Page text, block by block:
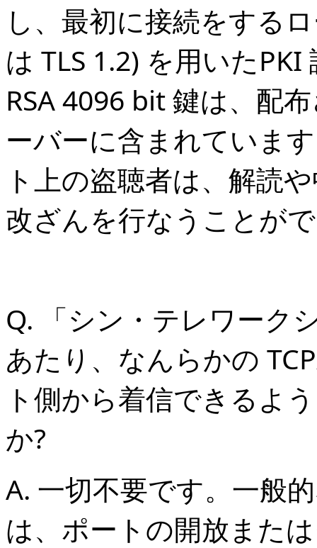
し、最初に接続をする
は TLS 1.2) を用いた
RSA 4096 bit 鍵は、配
ーバーに含まれていま
ト上の盗聴者は、解読
改ざんを行なうことが
Q. 「シン・テレワーク
あたり、なんらかの
ト側から着信できるよ
か?
A. 一切不要です。一般
は、ポートの開放また